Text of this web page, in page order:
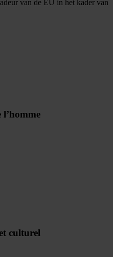
van de EU in het kader van
l’homme
culturel